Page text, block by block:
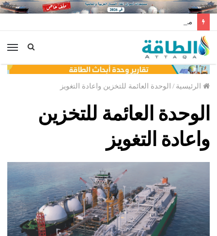
الرئيسية / الوحدة العائمة للتخزين واعادة التغويز
الوحدة العائمة للتخزين
واعادة التغويز